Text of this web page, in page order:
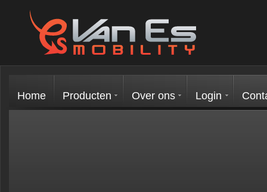
Home Producten Over ons Login